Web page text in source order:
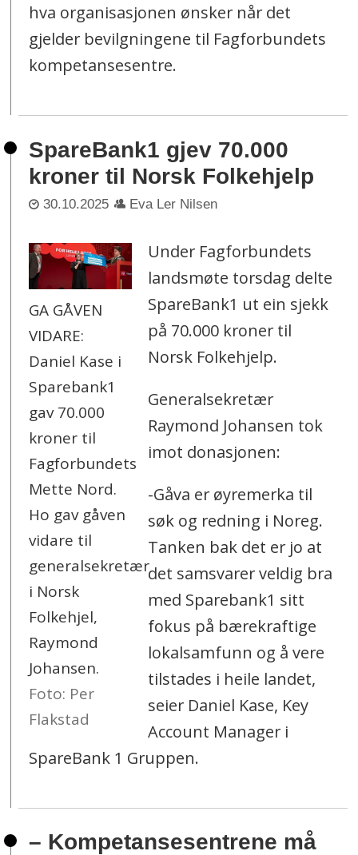
hva organisasjonen ønsker når det
gjelder bevilgningene til Fagforbundets
kompetansesentre.
SpareBank1 gjev 70.000
kroner til Norsk Folkehjelp
30.10.2025 Eva Ler Nilsen
GA GÅVEN
VIDARE:
Daniel Kase i
Sparebank1
gav 70.000
kroner til
Fagforbundets
Mette Nord.
Ho gav gåven
vidare til
generalsekretær
i Norsk
Folkehjel,
Raymond
Johansen.
Foto: Per
Flakstad
Under Fagforbundets
landsmøte torsdag delte
SpareBank1 ut ein sjekk
på 70.000 kroner til
Norsk Folkehjelp.
Generalsekretær
Raymond Johansen tok
imot donasjonen:
-Gåva er øyremerka til
søk og redning i Noreg.
Tanken bak det er jo at
det samsvarer veldig bra
med Sparebank1 sitt
fokus på bærekraftige
lokalsamfunn og å vere
tilstades i heile landet,
seier Daniel Kase, Key
Account Manager i
SpareBank 1 Gruppen.
– Kompetansesentrene må